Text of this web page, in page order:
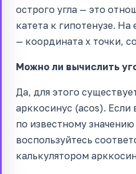
острого угла — это
катета к гипотенузе.
— координата x точки,
Можно ли вычислить
Да, для этого
арккосинус (acos). Если
по известному
воспользуйтесь
калькулятором